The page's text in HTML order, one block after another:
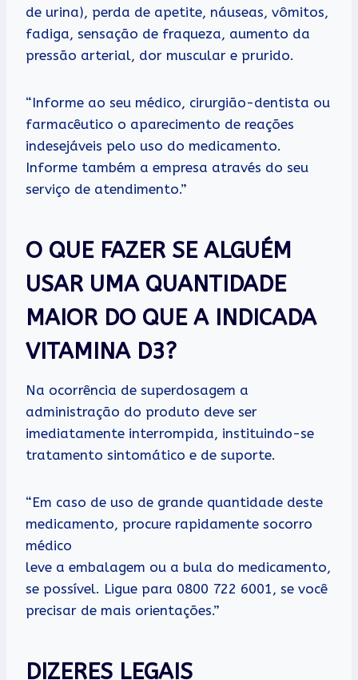
de urina), perda de apetite, náuseas, vômitos,
fadiga, sensação de fraqueza, aumento da
pressão arterial, dor muscular e prurido.
“Informe ao seu médico, cirurgião-dentista ou
farmacêutico o aparecimento de reações
indesejáveis pelo uso do medicamento.
Informe também a empresa através do seu
serviço de atendimento.”
O QUE FAZER SE ALGUÉM
USAR UMA QUANTIDADE
MAIOR DO QUE A INDICADA
VITAMINA D3?
Na ocorrência de superdosagem a
administração do produto deve ser
imediatamente interrompida, instituindo-se
tratamento sintomático e de suporte.
“Em caso de uso de grande quantidade deste
medicamento, procure rapidamente socorro
médico
leve a embalagem ou a bula do medicamento,
se possível. Ligue para 0800 722 6001, se você
precisar de mais orientações.”
DIZERES LEGAIS